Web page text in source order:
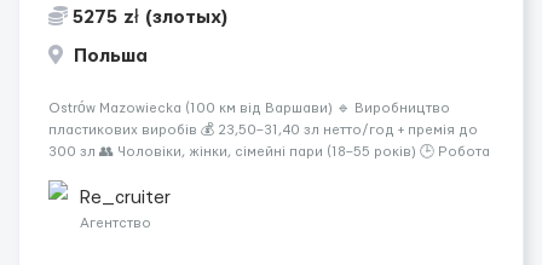
5275 zł (злотых)
Польша
Ostrów Mazowiecka (100 км від Варшави) 🔹 Виробництво
пластикових виробів 💰 23,50–31,40 зл нетто/год + премія до
300 зл 👥 Чоловіки, жінки, сімейні пари (18–55 років) 🕒 Робота
житло — 400 зл. 📦 Обов...
Re_cruiter
Агентство